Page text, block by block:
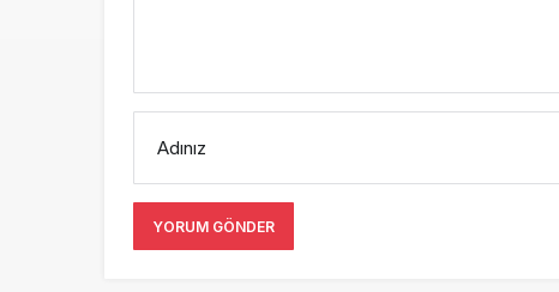
Adınız
YORUM GÖNDER